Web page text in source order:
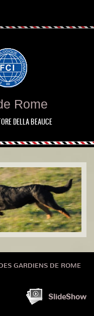
Rome
DELLA BEAUCE
GARDIENS DE ROME
SlideShow